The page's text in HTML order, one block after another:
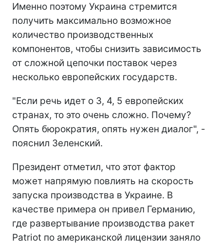
Именно поэтому Украина стремится
получить максимально возможное
количество производственных
компонентов, чтобы снизить зависимость
от сложной цепочки поставок через
несколько европейских государств.
"Если речь идет о 3, 4, 5 европейских
странах, то это очень сложно. Почему?
Опять бюрократия, опять нужен диалог", -
пояснил Зеленский.
Президент отметил, что этот фактор
может напрямую повлиять на скорость
запуска производства в Украине. В
качестве примера он привел Германию,
где развертывание производства ракет
Patriot по американской лицензии заняло